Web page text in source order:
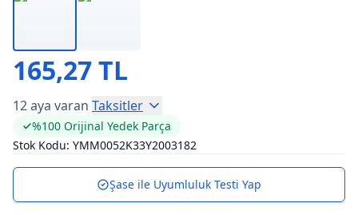
165,27 TL
12 aya varan Taksitler
%100 Orijinal Yedek Parça
Stok Kodu: YMM0052K33Y2003182
Şase ile Uyumluluk Testi Yap